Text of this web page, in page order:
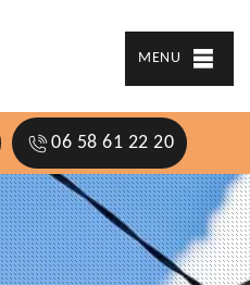
MENU
06 58 61 22 20